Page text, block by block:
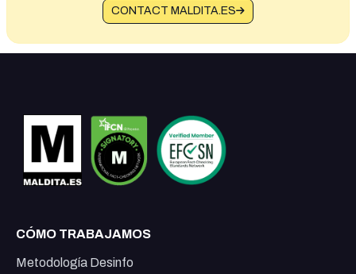
CONTACT MALDITA.ES
CÓMO TRABAJAMOS
Metodología Desinfo